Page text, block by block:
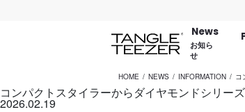
News
お知ら
せ
HOME NEWS INFORMATION コ
コンパクトスタイラーからダイヤモンドシリー
2026.02.19